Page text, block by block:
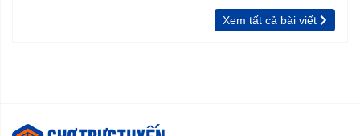
vườn, rào
Xem tất cả bài viết